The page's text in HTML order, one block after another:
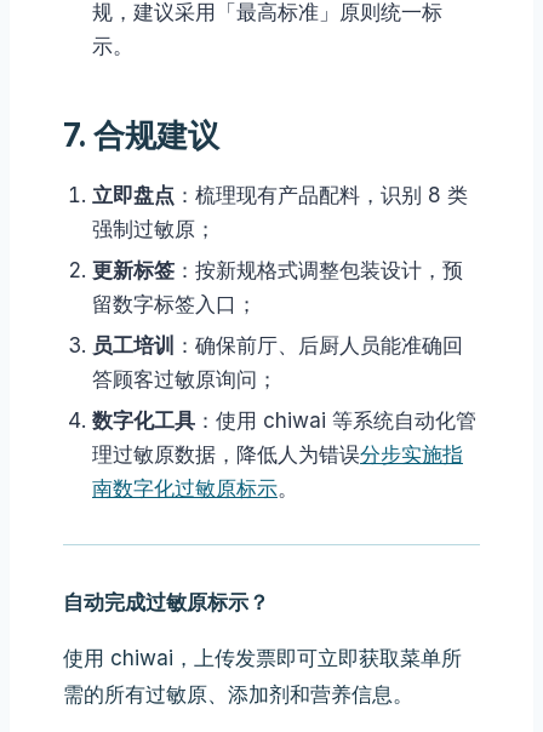
规，建议采用「最高标准」原则统一标
示。
7. 合规建议
立即盘点 ：梳理现有产品配料，识别 8 类
强制过敏原；
更新标签 ：按新规格式调整包装设计，预
留数字标签入口；
员工培训 ：确保前厅、后厨人员能准确回
答顾客过敏原询问；
数字化工具 ：使用 chiwai 等系统自动化管
理过敏原数据，降低人为错误分步实施指
南数字化过敏原标示。
自动完成过敏原标示？
使用 chiwai，上传发票即可立即获取菜单所
需的所有过敏原、添加剂和营养信息。